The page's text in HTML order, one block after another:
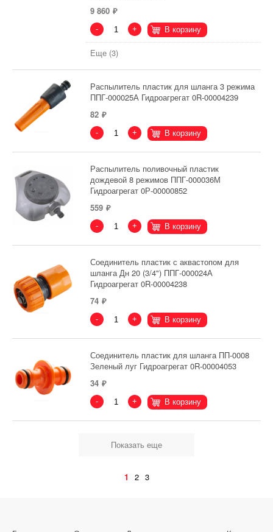
9 860
- + В корзину
Еще (3)
Распылитель пластик для шланга 3 режима
ППГ-000025А Гидроагрегат 0R-00004239
82
- + В корзину
Распылитель поливочный пластик
дождевой 8 режимов ППГ-000036М
Гидроагрегат 0Р-00000852
559
- + В корзину
Соединитель пластик с аквастопом для
шланга Дн 20 (3/4") ППГ-000024А
Гидроагрегат 0R-00004238
74
- + В корзину
Соединитель пластик для шланга ПП-0008
Зеленый луг Гидроагрегат 0R-00004053
34
- + В корзину
Показать еще
1 2 3